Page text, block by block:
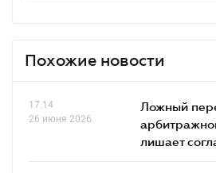
Похожие новости
17.14
26 июня 2026
Ложный
лишает